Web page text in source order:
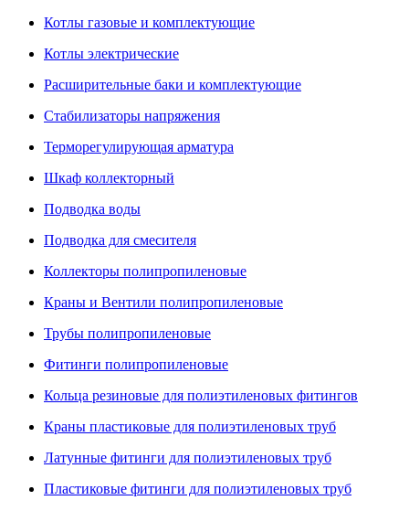
Котлы газовые и комплектующие
Котлы электрические
Расширительные баки и комплектующие
Стабилизаторы напряжения
Терморегулирующая арматура
Шкаф коллекторный
Подводка воды
Подводка для смесителя
Коллекторы полипропиленовые
Краны и Вентили полипропиленовые
Трубы полипропиленовые
Фитинги полипропиленовые
Кольца резиновые для полиэтиленовых фитингов
Краны пластиковые для полиэтиленовых труб
Латунные фитинги для полиэтиленовых труб
Пластиковые фитинги для полиэтиленовых труб